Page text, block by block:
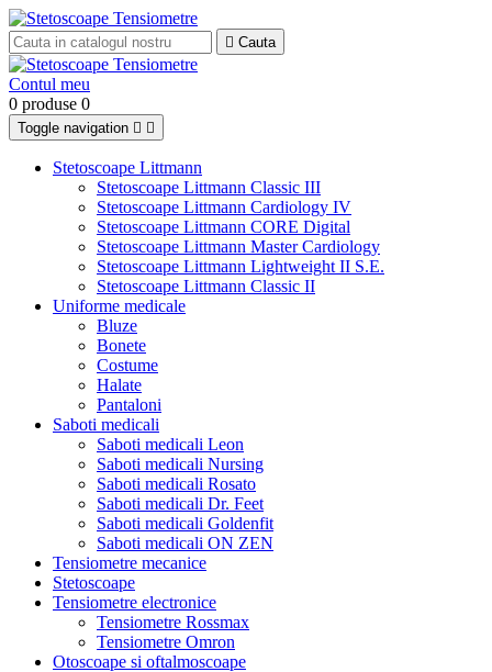
 Cauta
Contul meu
0 produse 0
Toggle navigation  
Stetoscoape Littmann
Stetoscoape Littmann Classic III
Stetoscoape Littmann Cardiology IV
Stetoscoape Littmann CORE Digital
Stetoscoape Littmann Master Cardiology
Stetoscoape Littmann Lightweight II S.E.
Stetoscoape Littmann Classic II
Uniforme medicale
Bluze
Bonete
Costume
Halate
Pantaloni
Saboti medicali
Saboti medicali Leon
Saboti medicali Nursing
Saboti medicali Rosato
Saboti medicali Dr. Feet
Saboti medicali Goldenfit
Saboti medicali ON ZEN
Tensiometre mecanice
Stetoscoape
Tensiometre electronice
Tensiometre Rossmax
Tensiometre Omron
Otoscoape si oftalmoscoape